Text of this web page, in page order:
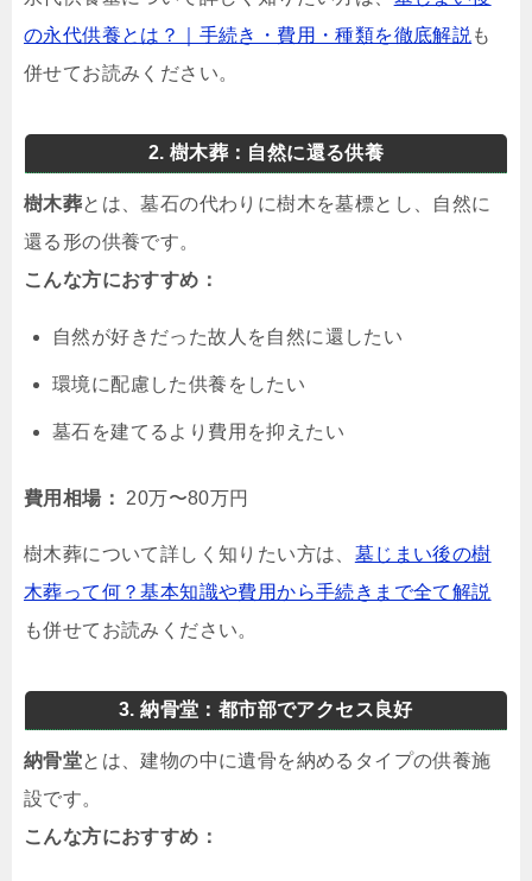
の永代供養とは？｜手続き・費用・種類を徹底解説 も
併せてお読みください。
2. 樹木葬：自然に還る供養
樹木葬とは、墓石の代わりに樹木を墓標とし、自然に
還る形の供養です。
こんな方におすすめ：
自然が好きだった故人を自然に還したい
環境に配慮した供養をしたい
墓石を建てるより費用を抑えたい
費用相場： 20万〜80万円
樹木葬について詳しく知りたい方は、 墓じまい後の樹
木葬って何？基本知識や費用から手続きまで全て解説
も併せてお読みください。
3. 納骨堂：都市部でアクセス良好
納骨堂とは、建物の中に遺骨を納めるタイプの供養施
設です。
こんな方におすすめ：